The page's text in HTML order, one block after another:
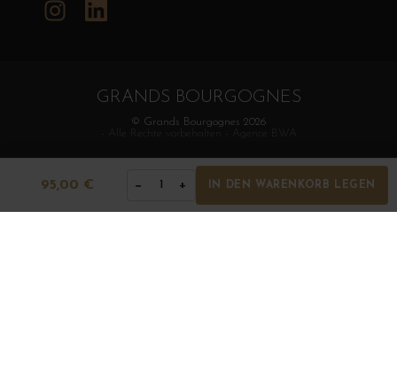
95,00 € − 1 + IN DEN WARENKORB LEGEN
Instagram
GRANDS BOURGOGNES
© Grands Bourgognes 2026
- Alle Rechte vorbehalten -
Agence BWA